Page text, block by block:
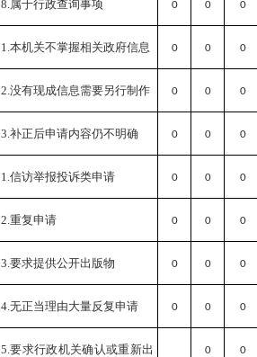
8.属于行政查询事项 0 0 0
1.本机关不掌握相关政府信息 0 0 0
2.没有现成信息需要另行制作 0 0 0
3.补正后申请内容仍不明确 0 0 0
1.信访举报投诉类申请 0 0 0
2.重复申请 0 0 0
3.要求提供公开出版物 0 0 0
4.无正当理由大量反复申请 0 0 0
5.要求行政机关确认或重新出 0 0